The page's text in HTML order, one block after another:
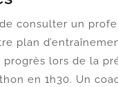
consulter un
plan
lors de la
en 1h30. Un